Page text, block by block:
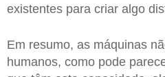
existentes para criar algo
Em resumo, as máquinas
humanos, como pode